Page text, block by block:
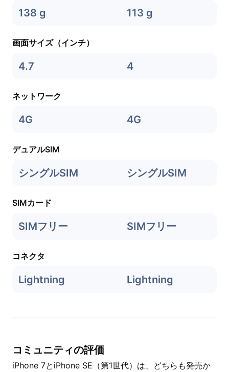
138 g 113 g
画面サイズ（インチ）
4.7 4
ネットワーク
4G 4G
デュアルSIM
シングルSIM シングルSIM
SIMカード
SIMフリー SIMフリー
コネクタ
Lightning Lightning
コミュニティの評価
iPhone 7とiPhone SE（第1世代）は、どちらも発売か